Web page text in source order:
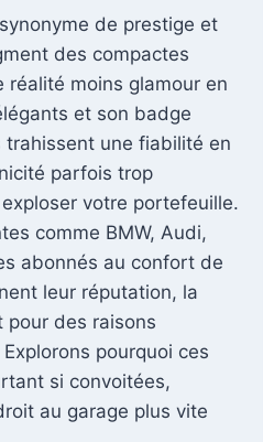
de prestige et
des compactes
réalité moins glamour en
et son badge
une fiabilité en
parfois trop
votre portefeuille.
comme BMW, Audi,
abonnés au confort de
leur réputation, la
pour des raisons
pourquoi ces
si convoitées,
au garage plus vite